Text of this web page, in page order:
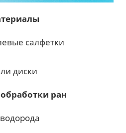
салфетки
диски
ран